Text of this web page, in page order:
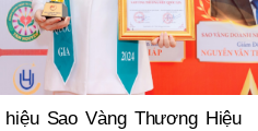
Sao Vàng Thương Hiệu